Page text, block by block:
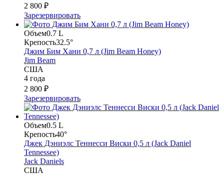
2 800 ₽
Зарезервировать
Объем0.7 L
Крепость32.5°
Джим Бим Хани 0,7 л (Jim Beam Honey)
Jim Beam
США
4 года
2 800 ₽
Зарезервировать
Объем0.5 L
Крепость40°
Джек Дэниэлс Теннесси Виски 0,5 л (Jack Daniel
Tennessee)
Jack Daniels
США